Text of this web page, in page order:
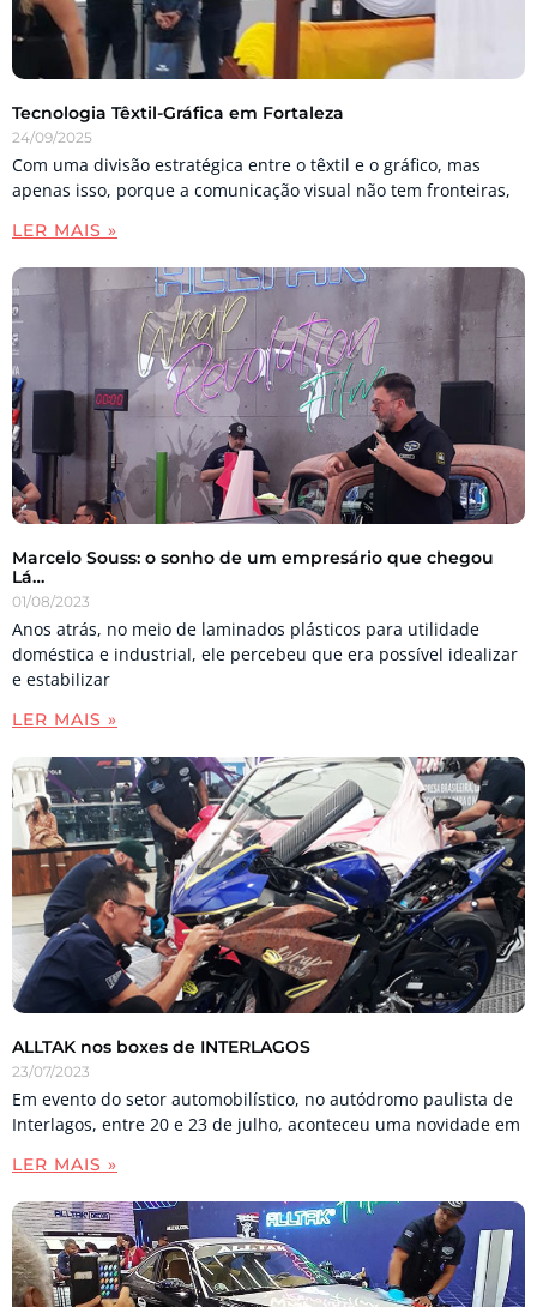
Tecnologia Têxtil-Gráfica em Fortaleza
24/09/2025
Com uma divisão estratégica entre o têxtil e o gráfico, mas
apenas isso, porque a comunicação visual não tem fronteiras,
LER MAIS »
Marcelo Souss: o sonho de um empresário que chegou
Lá…
01/08/2023
Anos atrás, no meio de laminados plásticos para utilidade
doméstica e industrial, ele percebeu que era possível idealizar
e estabilizar
LER MAIS »
ALLTAK nos boxes de INTERLAGOS
23/07/2023
Em evento do setor automobilístico, no autódromo paulista de
Interlagos, entre 20 e 23 de julho, aconteceu uma novidade em
LER MAIS »